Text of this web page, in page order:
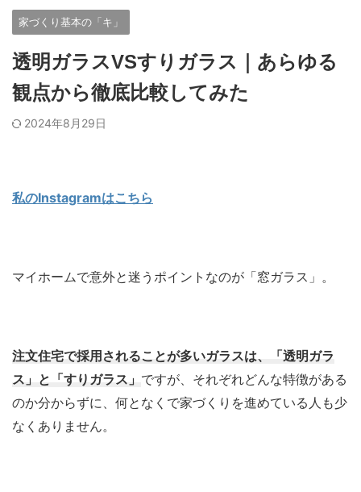
家づくり基本の「キ」
透明ガラスVSすりガラス｜あらゆる
観点から徹底比較してみた
2024年8月29日
私のInstagramはこちら
マイホームで意外と迷うポイントなのが「窓ガラス」。
注文住宅で採用されることが多いガラスは、「透明ガラ
ス」と「すりガラス」 ですが、それぞれどんな特徴がある
のか分からずに、何となくで家づくりを進めている人も少
なくありません。